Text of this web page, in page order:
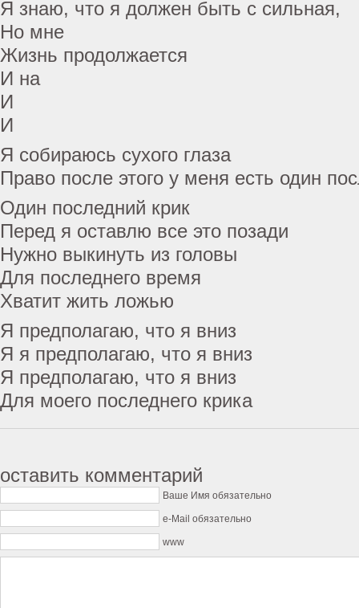
Я знаю, что я должен быть с сильная,
Но мне
Жизнь продолжается
И на
И
И
Я собираюсь сухого глаза
Право после этого у меня есть один
Один последний крик
Перед я оставлю все это позади
Нужно выкинуть из головы
Для последнего время
Хватит жить ложью
Я предполагаю, что я вниз
Я я предполагаю, что я вниз
Я предполагаю, что я вниз
Для моего последнего крика
оставить комментарий
Ваше Имя обязательно
e-Mail обязательно
www